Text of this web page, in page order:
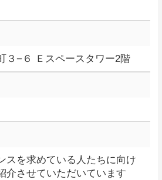
３−６ Ｅスペースタワー2階
スを求めている人たちに向け
介させていただいています